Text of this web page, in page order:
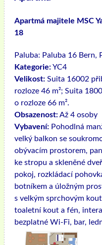
Apartmá majitele MSC
18
Paluba: Paluba 16 Bern,
Kategorie:YC4
Velikost: Suita 16002
rozloze 46 m²; Suita
o rozloze 66 m².
Obsazenost:Až 4 osoby
Vybavení: Pohodlná
velký balkon se
obývacím prostorem,
ke stropu a skleněné
pokoj, rozkládací
botníkem a úložným
s velkým sprchovým
toaletní kout a fén,
bezplatné Wi-Fi, bar,